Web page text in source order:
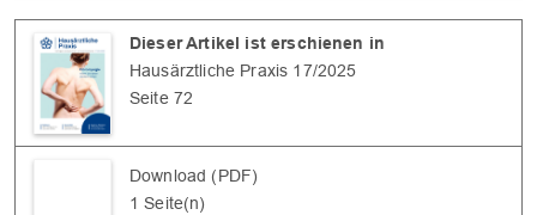
Dieser Artikel ist erschienen in
Hausärztliche Praxis 17/2025
Seite 72
Download (PDF)
1 Seite(n)